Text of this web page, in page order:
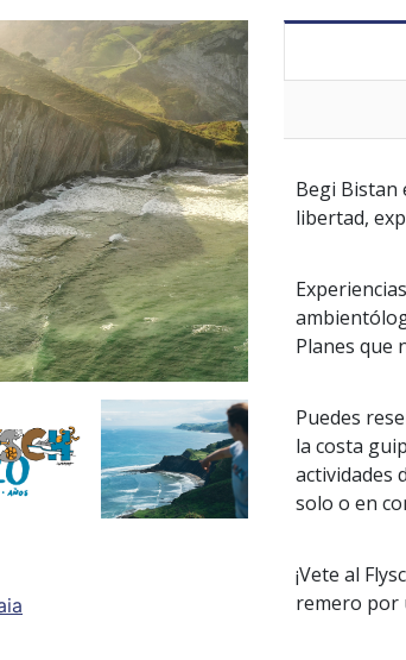
Begi Bistan
libertad,
Planes que
Puedes
la costa
actividades
solo o en
¡Vete al
remero por